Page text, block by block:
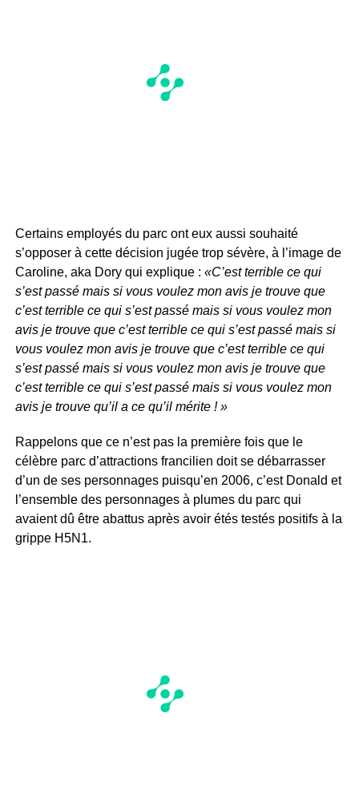
Certains employés du parc ont eux aussi souhaité
s’opposer à cette décision jugée trop sévère, à l’image de
Caroline, aka Dory qui explique : «C’est terrible ce qui
s’est passé mais si vous voulez mon avis je trouve que
c’est terrible ce qui s’est passé mais si vous voulez mon
avis je trouve que c’est terrible ce qui s’est passé mais si
vous voulez mon avis je trouve que c’est terrible ce qui
s’est passé mais si vous voulez mon avis je trouve que
c’est terrible ce qui s’est passé mais si vous voulez mon
avis je trouve qu’il a ce qu’il mérite ! »
Rappelons que ce n’est pas la première fois que le
célèbre parc d’attractions francilien doit se débarrasser
d’un de ses personnages puisqu’en 2006, c’est Donald et
l’ensemble des personnages à plumes du parc qui
avaient dû être abattus après avoir étés testés positifs à la
grippe H5N1.